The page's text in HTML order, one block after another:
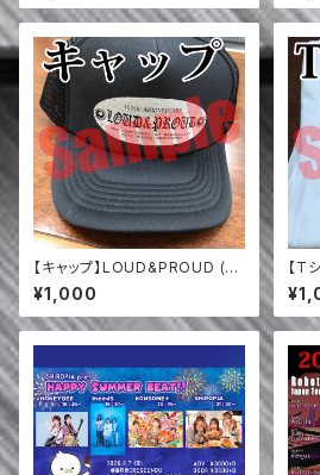
【キャップ】LOUD&PROUD (10
0th 記念)
¥1,000
【T
06